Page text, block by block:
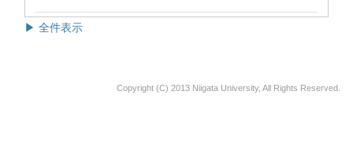
▶ 全件表示
Copyright (C) 2013 Niigata University, All Rights Reserved.